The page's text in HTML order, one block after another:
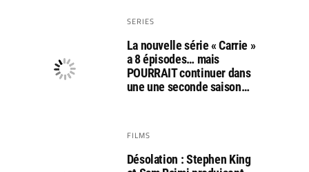
SERIES
La nouvelle série « Carrie »
a 8 épisodes… mais
POURRAIT continuer dans
une une seconde saison…
FILMS
Désolation : Stephen King